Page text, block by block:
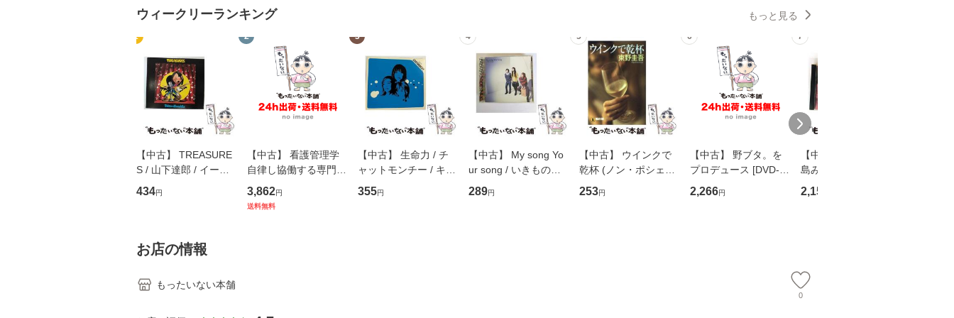
ウィークリーランキング もっと見る
1
【中古】 TREASURE
S / 山下達郎 / イース
トウエスト・ジャパン
[CD]【メール便送料無
434円
2
【中古】 看護管理学
自律し協働する専門職
の看護マネジメントス
キル 改訂第3版 (看護
3,862円
送料無料
3
【中古】 生命力 / チ
ャットモンチー / キュ
ーンレコード [CD]
【メール便送料無料】
355円
4
【中古】 My song Yo
ur song / いきものが
かり / [CD]【メール便
送料無料】
289円
5
【中古】 ウインクで
乾杯 (ノン・ポシェッ
ト) / 東野圭吾 / 祥伝
社 [文庫]【メール便送
253円
6
【中古】 野ブタ。を
プロデュース [DVD-B
OX] / バップ [DVD]
【メール便送料無料】
2,266円
7
【中古】 寒水魚 / 中
島みゆき / [CD]【メー
ル便送料無料】
2,150
お店の情報
もったいない本舗
0